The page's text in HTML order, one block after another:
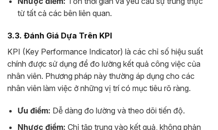
từ tất cả các bên liên quan.
3.3. Đánh Giá Dựa Trên KPI
KPI (Key Performance Indicator) là các chỉ số hiệu suất
chính được sử dụng để đo lường kết quả công việc của
nhân viên. Phương pháp này thường áp dụng cho các
nhân viên làm việc ở những vị trí có mục tiêu rõ ràng.
Ưu điểm: Dễ dàng đo lường và theo dõi tiến độ.
Nhược điểm: Chỉ tập trung vào kết quả, không phản